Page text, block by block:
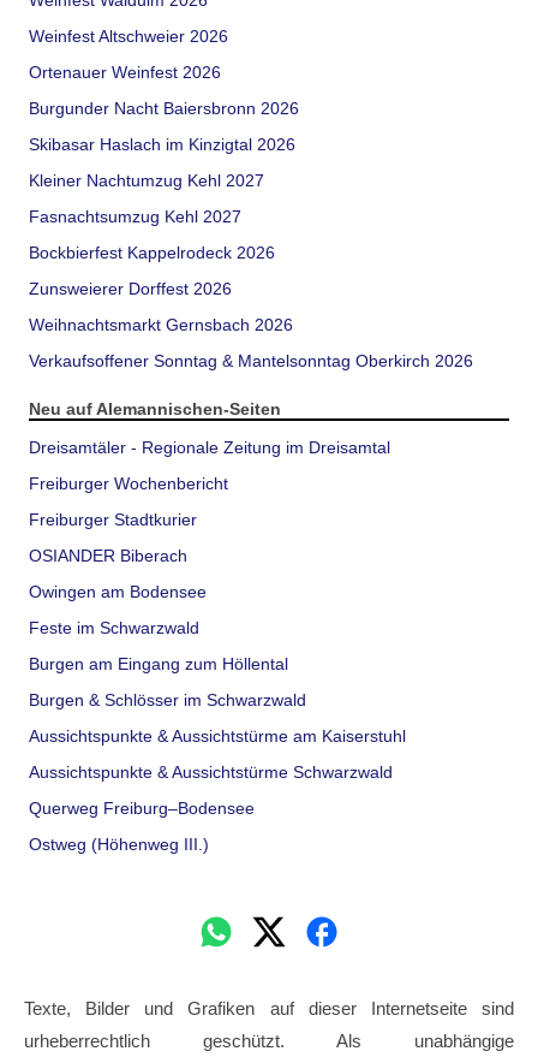
Weinfest Altschweier 2026
Ortenauer Weinfest 2026
Burgunder Nacht Baiersbronn 2026
Skibasar Haslach im Kinzigtal 2026
Kleiner Nachtumzug Kehl 2027
Fasnachtsumzug Kehl 2027
Bockbierfest Kappelrodeck 2026
Zunsweierer Dorffest 2026
Weihnachtsmarkt Gernsbach 2026
Verkaufsoffener Sonntag & Mantelsonntag Oberkirch 2026
Neu auf Alemannischen-Seiten
Dreisamtäler - Regionale Zeitung im Dreisamtal
Freiburger Wochenbericht
Freiburger Stadtkurier
OSIANDER Biberach
Owingen am Bodensee
Feste im Schwarzwald
Burgen am Eingang zum Höllental
Burgen & Schlösser im Schwarzwald
Aussichtspunkte & Aussichtstürme am Kaiserstuhl
Aussichtspunkte & Aussichtstürme Schwarzwald
Querweg Freiburg–Bodensee
Ostweg (Höhenweg III.)
Texte, Bilder und Grafiken auf dieser Internetseite sind
urheberrechtlich geschützt. Als unabhängige